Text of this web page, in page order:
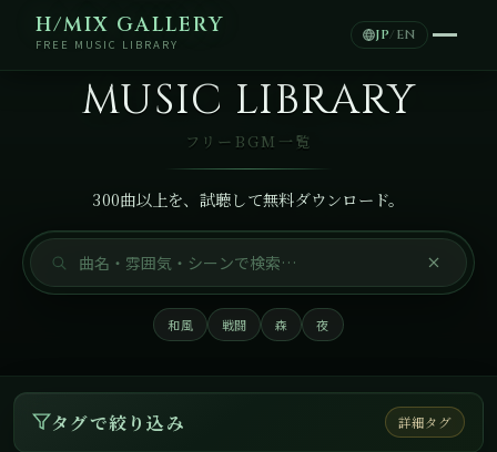
H/MIX GALLERY
FREE MUSIC LIBRARY
JP/ EN
MUSIC LIBRARY
フリーBGM一覧
300曲以上を、試聴して無料ダウンロード。
和風 戦闘 森 夜
タグで絞り込み 詳細タグ